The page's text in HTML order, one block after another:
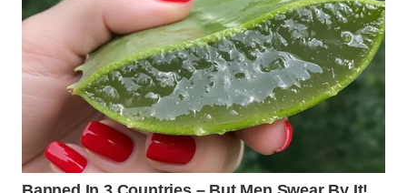
BOROBUDUR
WN
MADURA
WN
SURABAYA